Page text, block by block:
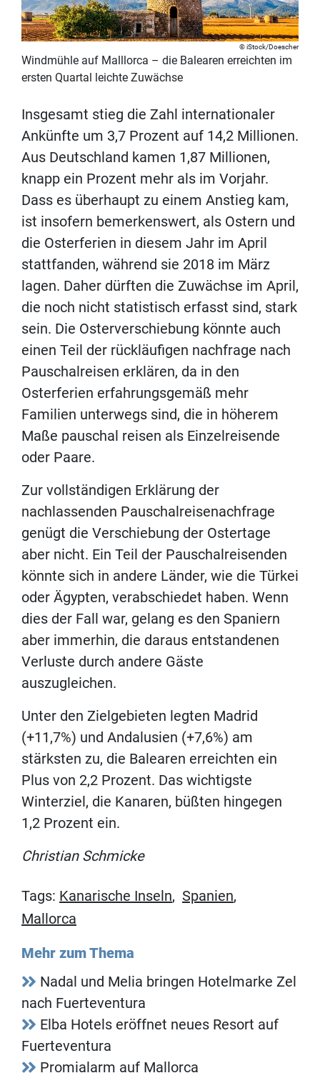
iStock/Doescher
Windmühle auf Malllorca – die Balearen erreichten im
ersten Quartal leichte Zuwächse
Insgesamt stieg die Zahl internationaler
Ankünfte um 3,7 Prozent auf 14,2 Millionen.
Aus Deutschland kamen 1,87 Millionen,
knapp ein Prozent mehr als im Vorjahr.
Dass es überhaupt zu einem Anstieg kam,
ist insofern bemerkenswert, als Ostern und
die Osterferien in diesem Jahr im April
stattfanden, während sie 2018 im März
lagen. Daher dürften die Zuwächse im April,
die noch nicht statistisch erfasst sind, stark
sein. Die Osterverschiebung könnte auch
einen Teil der rückläufigen nachfrage nach
Pauschalreisen erklären, da in den
Osterferien erfahrungsgemäß mehr
Familien unterwegs sind, die in höherem
Maße pauschal reisen als Einzelreisende
oder Paare.
Zur vollständigen Erklärung der
nachlassenden Pauschalreisenachfrage
genügt die Verschiebung der Ostertage
aber nicht. Ein Teil der Pauschalreisenden
könnte sich in andere Länder, wie die Türkei
oder Ägypten, verabschiedet haben. Wenn
dies der Fall war, gelang es den Spaniern
aber immerhin, die daraus entstandenen
Verluste durch andere Gäste
auszugleichen.
Unter den Zielgebieten legten Madrid
(+11,7%) und Andalusien (+7,6%) am
stärksten zu, die Balearen erreichten ein
Plus von 2,2 Prozent. Das wichtigste
Winterziel, die Kanaren, büßten hingegen
1,2 Prozent ein.
Christian Schmicke
Tags: Kanarische Inseln, Spanien,
Mallorca
Mehr zum Thema
Nadal und Melia bringen Hotelmarke Zel
nach Fuerteventura
Elba Hotels eröffnet neues Resort auf
Fuerteventura
Promialarm auf Mallorca